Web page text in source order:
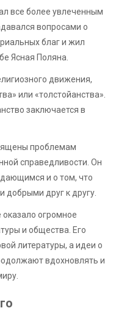
все более увлеченным
вопросами о
благ и жил
Ясная Поляна.
движения,
или «толстойанства».
заключается в
проблемам
справедливости. Он
и о том, что
друг к другу.
оказало огромное
и общества. Его
литературы, а идеи о
вдохновлять и